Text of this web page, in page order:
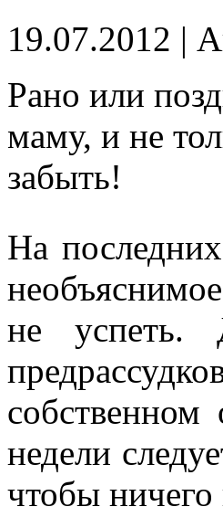
19.07.2012 |
Рано или
маму, и не
забыть!
На
не успеть.
недели
чтобы ничего